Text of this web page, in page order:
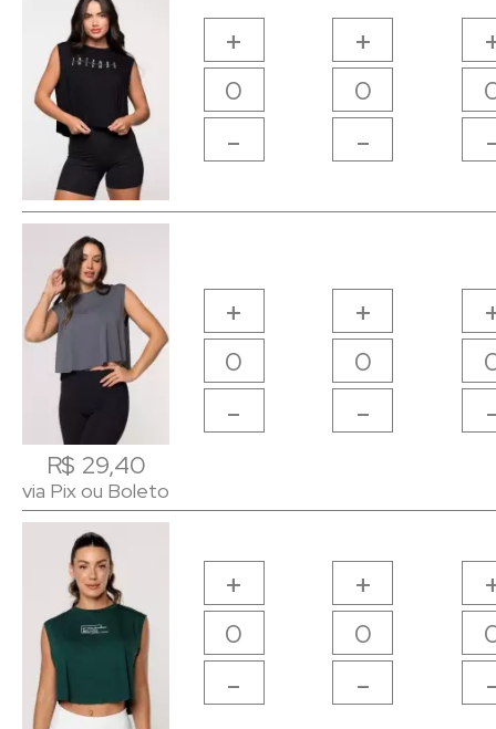
+
-
+
-
R$ 29,40
via Pix ou Boleto
+
-
+
-
+
-
+
-
R$ 29,40
via Pix ou Boleto